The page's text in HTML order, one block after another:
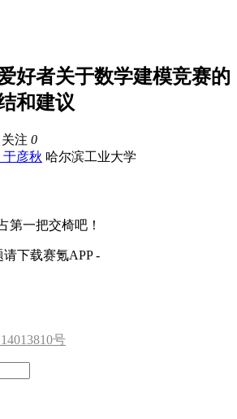
好者关于数学建模竞赛的
和建议
关注 0
于彦秋 哈尔滨工业大学
第一把交椅吧！
下载赛氪APP -
号